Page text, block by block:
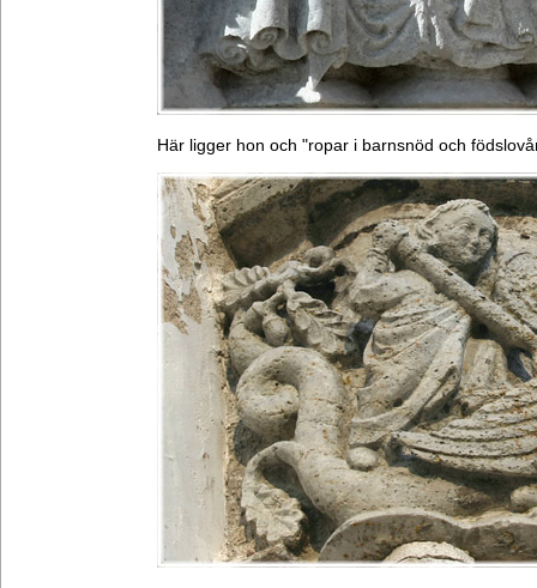
Här ligger hon och "ropar i barnsnöd och